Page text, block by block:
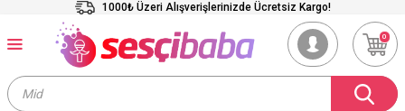
1000₺ Üzeri Alışverişlerinizde Ücretsiz Kargo!
0